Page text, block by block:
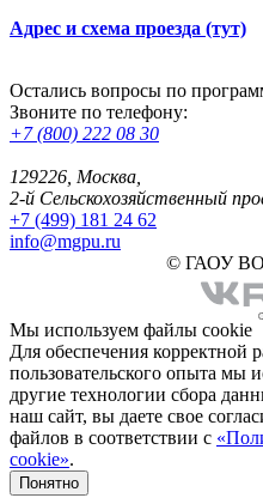
Адрес и схема проезда (тут)
Остались вопросы по
Звоните по телефону:
+7 (800) 222 08 30
129226, Москва,
2-й Сельскохозяйственный
+7 (499) 181 24 62
info@mgpu.ru
© ГАОУ
Мы используем файлы cookie
Для обеспечения корректной
пользовательского опыта мы
другие технологии сбора
наш сайт, вы даете свое
файлов в соответствии с
cookie».
Понятно